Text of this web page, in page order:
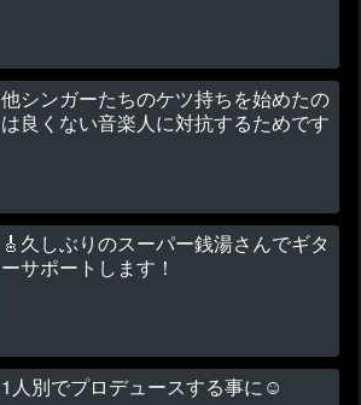
他シンガーたちのケツ持ちを始めたの
は良くない音楽人に対抗するためです
🎸久しぶりのスーパー銭湯さんでギタ
ーサポートします！
1人別でプロデュースする事に☺